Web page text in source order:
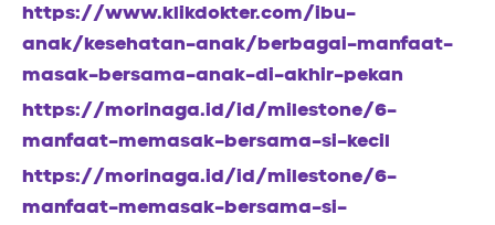
https://www.klikdokter.com/ibu-
anak/kesehatan-anak/berbagai-manfaat-
masak-bersama-anak-di-akhir-pekan
https://morinaga.id/id/milestone/6-
manfaat-memasak-bersama-si-kecil
https://morinaga.id/id/milestone/6-
manfaat-memasak-bersama-si-